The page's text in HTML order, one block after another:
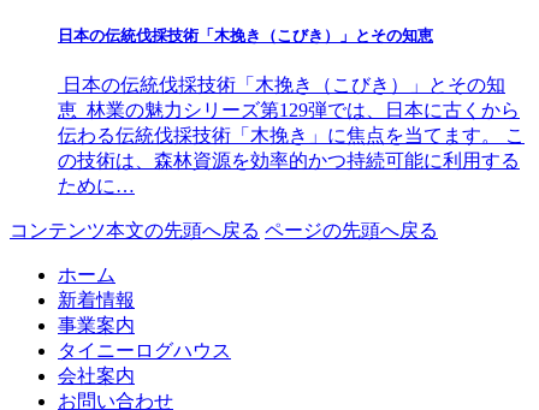
日本の伝統伐採技術「木挽き（こびき）」とその知恵
日本の伝統伐採技術「木挽き（こびき）」とその知
恵 林業の魅力シリーズ第129弾では、日本に古くから
伝わる伝統伐採技術「木挽き」に焦点を当てます。 こ
の技術は、森林資源を効率的かつ持続可能に利用する
ために…
コンテンツ本文の先頭へ戻る ページの先頭へ戻る
ホーム
新着情報
事業案内
タイニーログハウス
会社案内
お問い合わせ